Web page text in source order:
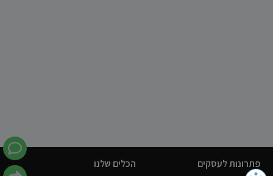
פתרונות לעסקים
הכלים שלנו